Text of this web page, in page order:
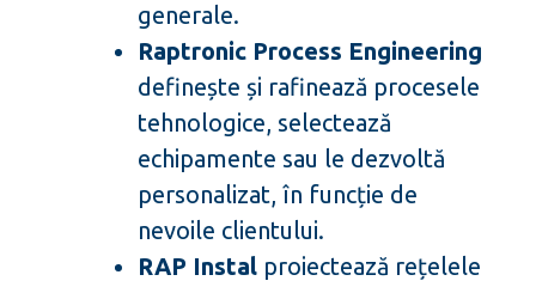
generale.
Raptronic Process Engineering
definește și rafinează procesele
tehnologice, selectează
echipamente sau le dezvoltă
personalizat, în funcție de
nevoile clientului.
RAP Instalproiectează rețelele